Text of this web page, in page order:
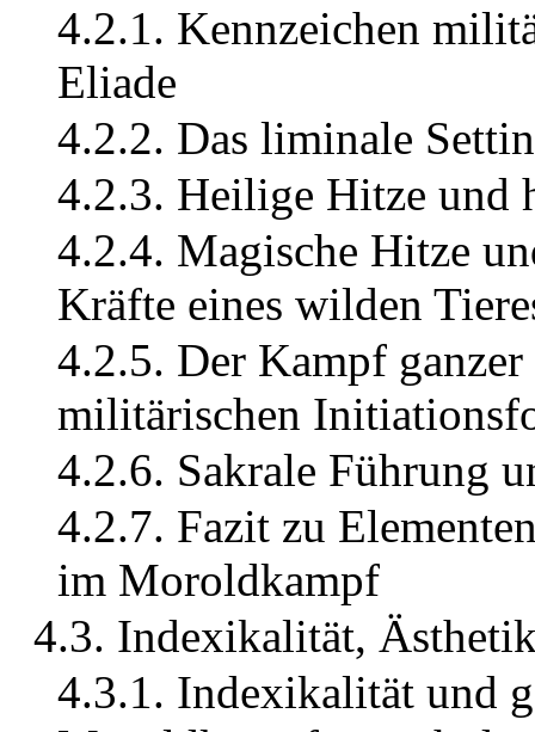
4.2.1. Kennzeichen
Eliade
4.2.2. Das liminale
4.2.3. Heilige Hitze und
4.2.4. Magische Hitze
Kräfte eines wilden
4.2.5. Der Kampf
militärischen
4.2.6. Sakrale Führung
4.2.7. Fazit zu
im Moroldkampf
4.3. Indexikalität,
4.3.1. Indexikalität und